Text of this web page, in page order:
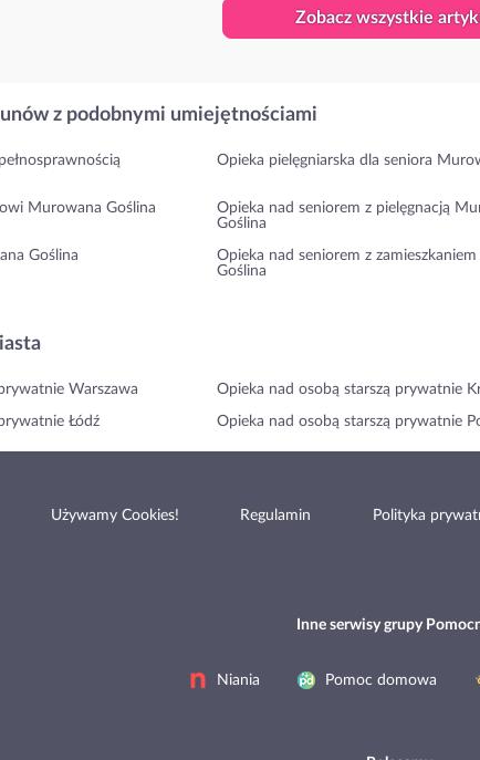
Zobacz wszystkie
z podobnymi umiejętnościami
Opieka pielęgniarska dla seniora
Murowana Goślina
Opieka nad seniorem z pielęgnacją
Goślina
Goślina
Opieka nad seniorem z
Goślina
Warszawa Opieka nad osobą starszą prywatnie
Łódź Opieka nad osobą starszą prywatnie
Używamy Cookies! Regulamin Polityka
Inne serwisy grupy
Niania Pomoc domowa